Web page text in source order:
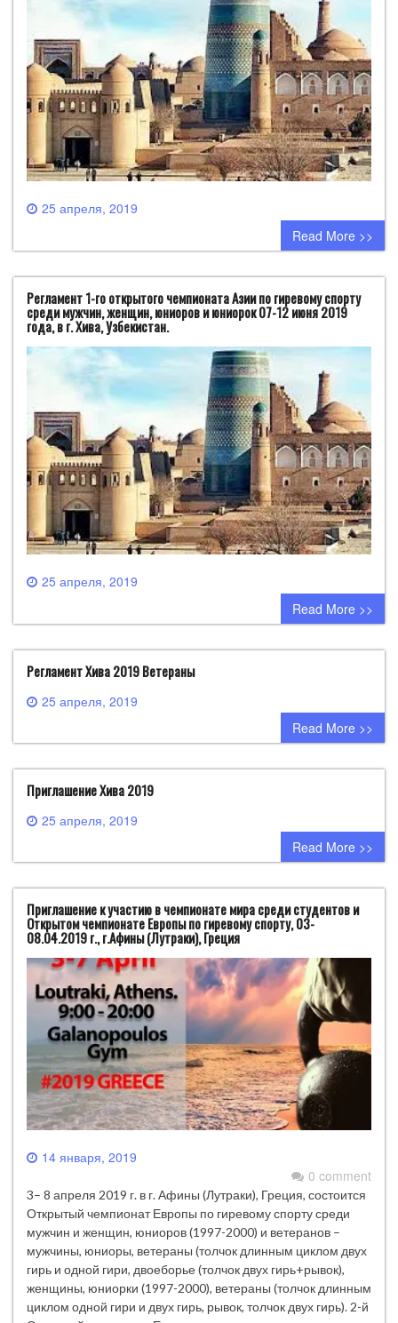
25 апреля, 2019
0 comment
Read More >>
Регламент 1-го открытого чемпионата Азии по гиревому спорту
среди мужчин, женщин, юниоров и юниорок 07-12 июня 2019
года, в г. Хива, Узбекистан.
25 апреля, 2019
0 comment
Read More >>
Регламент Хива 2019 Ветераны
25 апреля, 2019
0 comment
Read More >>
Приглашение Хива 2019
25 апреля, 2019
0 comment
Read More >>
Приглашение к участию в чемпионате мира среди студентов и
Открытом чемпионате Европы по гиревому спорту, 03-
08.04.2019 г., г.Афины (Лутраки), Греция
14 января, 2019
0 comment
3– 8 апреля 2019 г. в г. Афины (Лутраки), Греция, состоится
Открытый чемпионат Европы по гиревому спорту среди
мужчин и женщин, юниоров (1997-2000) и ветеранов –
мужчины, юниоры, ветераны (толчок длинным циклом двух
гирь и одной гири, двоеборье (толчок двух гирь+рывок),
женщины, юниорки (1997-2000), ветераны (толчок длинным
циклом одной гири и двух гирь, рывок, толчок двух гирь). 2-й